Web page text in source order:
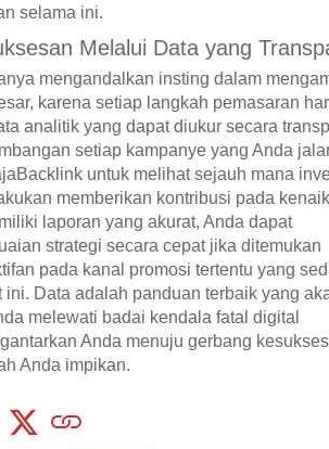
selama ini.
Melalui Data yang
mengandalkan insting dalam
karena setiap langkah pemasaran
analitik yang dapat diukur secara
setiap kampanye yang Anda
untuk melihat sejauh mana
memberikan kontribusi pada
laporan yang akurat, Anda dapat
strategi secara cepat jika ditemukan
pada kanal promosi tertentu yang
ini. Data adalah panduan terbaik yang
melewati badai kendala fatal digital
Anda menuju gerbang
Anda impikan.